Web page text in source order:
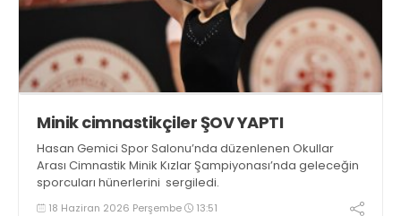
Minik cimnastikçiler ŞOV YAPTI
Hasan Gemici Spor Salonu’nda düzenlenen Okullar
Arası Cimnastik Minik Kızlar Şampiyonası’nda geleceğin
sporcuları hünerlerini sergiledi.
18 Haziran 2026 Perşembe 13:51